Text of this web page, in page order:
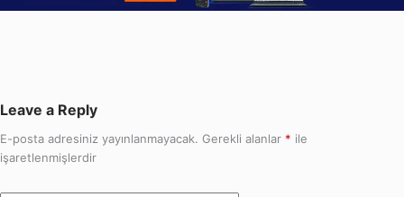
Leave a Reply
E-posta adresiniz yayınlanmayacak. Gerekli alanlar * ile
işaretlenmişlerdir